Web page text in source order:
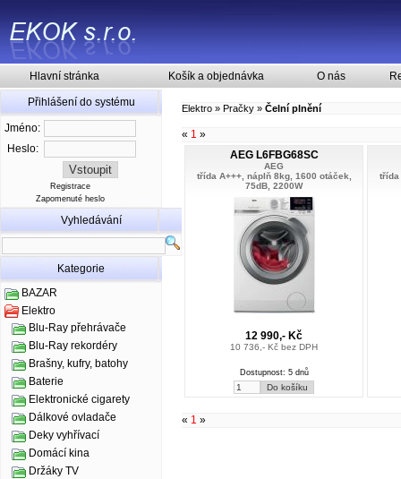
Hlavní stránka Košík a objednávka O nás
Přihlášení do systému
Jméno:
Heslo:
Registrace
Zapomenuté heslo
Vyhledávání
Kategorie
BAZAR
Elektro
Blu-Ray přehrávače
Blu-Ray rekordéry
Brašny, kufry, batohy
Baterie
Elektronické cigarety
Dálkové ovladače
Deky vyhřívací
Domácí kina
Držáky TV
Elektro » Pračky » Čelní plnění
« 1 »
AEG L6FBG68SC
AEG
třída A+++, náplň 8kg, 1600 otáček,
75dB, 2200W
12 990,- Kč
10 736,- Kč bez DPH
Dostupnost: 5 dnů
třída
« 1 »